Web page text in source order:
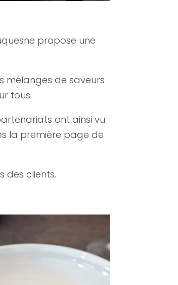
propose une
mélanges de saveurs
tous.
ont ainsi vu
la première page de
des clients.